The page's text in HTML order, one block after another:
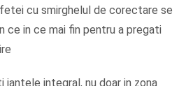
cu smirghelul de corectare se
ce in ce mai fin pentru a pregati
jantele integral, nu doar in zona